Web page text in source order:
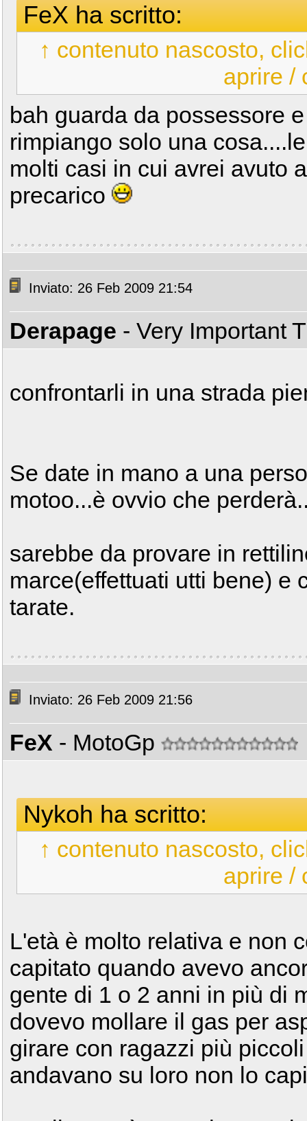
FeX ha scritto:
↑ contenuto nascosto,
aprire /
bah guarda da possessore
rimpiango solo una
molti casi in cui avrei avuto
precarico
Inviato: 26 Feb 2009 21:54
Derapage - Very Important
confrontarli in una strada
Se date in mano a una
motoo...è ovvio che
sarebbe da provare in
marce(effettuati utti bene) e
tarate.
Inviato: 26 Feb 2009 21:56
FeX - MotoGp
Nykoh ha scritto:
↑ contenuto nascosto,
aprire /
L'età è molto relativa e non
capitato quando avevo
gente di 1 o 2 anni in più di
dovevo mollare il gas per
girare con ragazzi più
andavano su loro non lo